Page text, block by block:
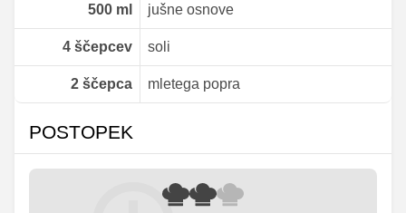
500ml jušne osnove
4ščepcev soli
2ščepca mletega popra
POSTOPEK